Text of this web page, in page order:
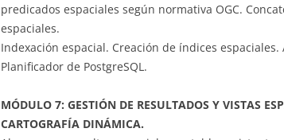
predicados espaciales según normativa OGC.
espaciales.
Indexación espacial. Creación de índices
Planificador de PostgreSQL.
MÓDULO 7: GESTIÓN DE RESULTADOS Y VISTAS
CARTOGRAFÍA DINÁMICA.